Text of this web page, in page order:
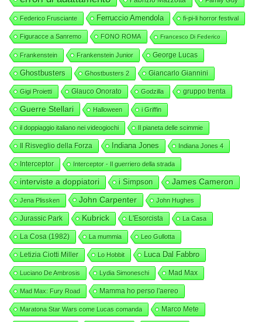
Federico Frusciante Ferruccio Amendola fi-pi-li horror festival
Figuracce a Sanremo FONO ROMA Francesco Di Federico
Frankenstein Frankenstein Junior George Lucas
Ghostbusters Ghostbusters 2 Giancarlo Giannini
Gigi Proietti Glauco Onorato Godzilla gruppo trenta
Guerre Stellari Halloween i Griffin
il doppiaggio italiano nei videogiochi Il pianeta delle scimmie
Il Risveglio della Forza Indiana Jones Indiana Jones 4
Interceptor Interceptor - Il guerriero della strada
interviste a doppiatori i Simpson James Cameron
Jena Plissken John Carpenter John Hughes
Jurassic Park Kubrick L'Esorcista La Casa
La Cosa (1982) La mummia Leo Gullotta
Letizia Ciotti Miller Lo Hobbit Luca Dal Fabbro
Luciano De Ambrosis Lydia Simoneschi Mad Max
Mad Max: Fury Road Mamma ho perso l'aereo
Maratona Star Wars come Lucas comanda Marco Mete